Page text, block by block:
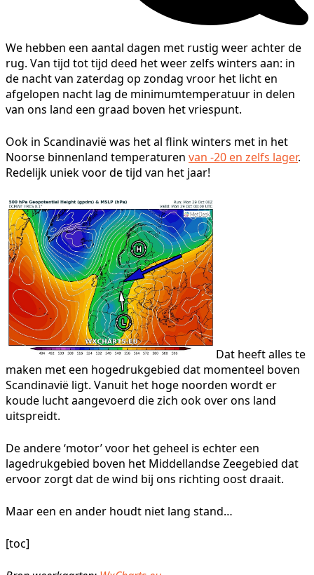
We hebben een aantal dagen met rustig weer achter de
rug. Van tijd tot tijd deed het weer zelfs winters aan: in
de nacht van zaterdag op zondag vroor het licht en
afgelopen nacht lag de minimumtemperatuur in delen
van ons land een graad boven het vriespunt.
Ook in Scandinavië was het al flink winters met in het
Noorse binnenland temperaturen van -20 en zelfs lager.
Redelijk uniek voor de tijd van het jaar!
Dat heeft alles te
maken met een hogedrukgebied dat momenteel boven
Scandinavië ligt. Vanuit het hoge noorden wordt er
koude lucht aangevoerd die zich ook over ons land
uitspreidt.
De andere ‘motor’ voor het geheel is echter een
lagedrukgebied boven het Middellandse Zeegebied dat
ervoor zorgt dat de wind bij ons richting oost draait.
Maar een en ander houdt niet lang stand…
[toc]